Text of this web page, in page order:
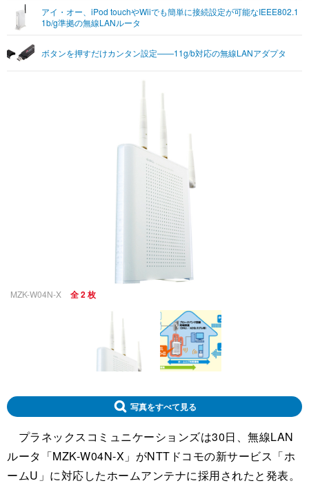
グラビア
ショッピング その他
その他
プッシュ通知の停止方法
アイ・オー、iPod touchやWiiでも簡単に接続設定が可能なIEEE802.1
1b/g準拠の無線LANルータ
ボタンを押すだけカンタン設定——11g/b対応の無線LANアダプタ
MZK-W04N-X 全 2 枚
写真をすべて見る
プラネックスコミュニケーションズは30日、無線LAN
ルータ「MZK-W04N-X」がNTTドコモの新サービス「ホ
ームU」に対応したホームアンテナに採用されたと発表。